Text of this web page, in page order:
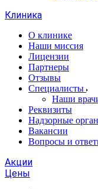
Клиника
О клинике
Наши миссия
Лицензии
Партнеры
Отзывы
Специалисты
Наши
Реквизиты
Надзорные
Вакансии
Вопросы и
Акции
Цены